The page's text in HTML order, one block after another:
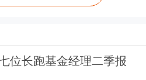
位长跑基金经理二季报